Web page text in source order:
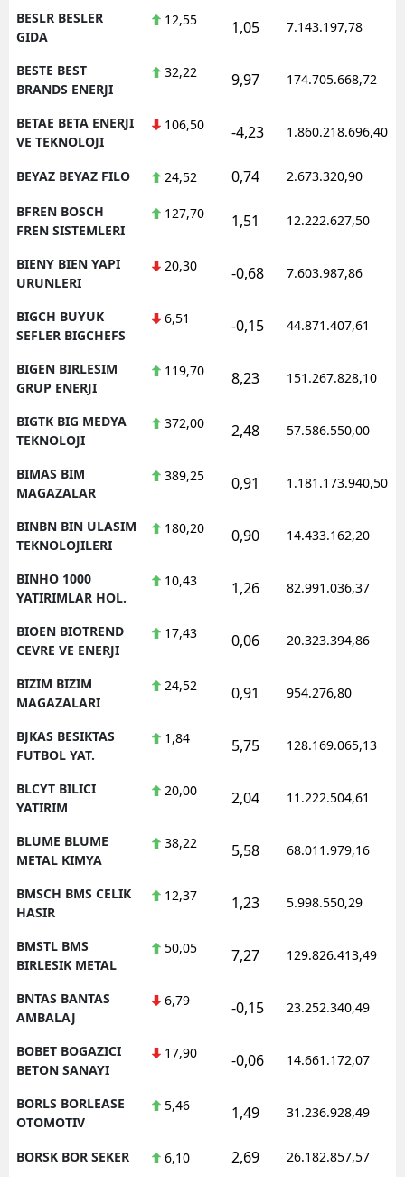
BESLR BESLER
GIDA
12,55 1,05 7.143.197,78
BESTE BEST
BRANDS ENERJI
32,22 9,97 174.705.668,72
BETAE BETA ENERJI
VE TEKNOLOJI
106,50 -4,23 1.860.218.696,40
BEYAZ BEYAZ FILO 24,52 0,74 2.673.320,90
BFREN BOSCH
FREN SISTEMLERI
127,70 1,51 12.222.627,50
BIENY BIEN YAPI
URUNLERI
20,30 -0,68 7.603.987,86
BIGCH BUYUK
SEFLER BIGCHEFS
6,51 -0,15 44.871.407,61
BIGEN BIRLESIM
GRUP ENERJI
119,70 8,23 151.267.828,10
BIGTK BIG MEDYA
TEKNOLOJI
372,00 2,48 57.586.550,00
BIMAS BIM
MAGAZALAR
389,25 0,91 1.181.173.940,50
BINBN BIN ULASIM
TEKNOLOJILERI
180,20 0,90 14.433.162,20
BINHO 1000
YATIRIMLAR HOL.
10,43 1,26 82.991.036,37
BIOEN BIOTREND
CEVRE VE ENERJI
17,43 0,06 20.323.394,86
BIZIM BIZIM
MAGAZALARI
24,52 0,91 954.276,80
BJKAS BESIKTAS
FUTBOL YAT.
1,84 5,75 128.169.065,13
BLCYT BILICI
YATIRIM
20,00 2,04 11.222.504,61
BLUME BLUME
METAL KIMYA
38,22 5,58 68.011.979,16
BMSCH BMS CELIK
HASIR
12,37 1,23 5.998.550,29
BMSTL BMS
BIRLESIK METAL
50,05 7,27 129.826.413,49
BNTAS BANTAS
AMBALAJ
6,79 -0,15 23.252.340,49
BOBET BOGAZICI
BETON SANAYI
17,90 -0,06 14.661.172,07
BORLS BORLEASE
OTOMOTIV
5,46 1,49 31.236.928,49
BORSK BOR SEKER 6,10 2,69 26.182.857,57